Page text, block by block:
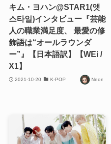
キム・ヨハン@STAR1(앳
스타일)インタビュー『芸能
人の職業満足度、 最愛の修
飾語は“オールラウンダ
ー”』【日本語訳】【WEi /
X1】
2021-10-20 K-POP Neon